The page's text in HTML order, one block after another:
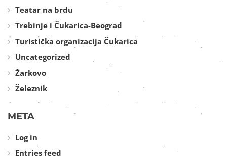
Teatar na brdu
Trebinje i Čukarica-Beograd
Turistička organizacija Čukarica
Uncategorized
Žarkovo
Železnik
META
Log in
Entries feed